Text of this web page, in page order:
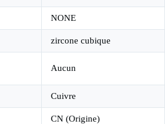
NONE
zircone cubique
Aucun
Cuivre
CN (Origine)